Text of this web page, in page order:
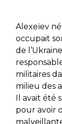
Alexeïev
occupait
de
militaires
milieu des
Il avait été
pour avoir